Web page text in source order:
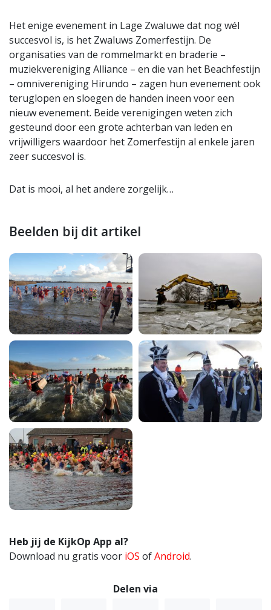
Het enige evenement in Lage Zwaluwe dat nog wél
succesvol is, is het Zwaluws Zomerfestijn. De
organisaties van de rommelmarkt en braderie –
muziekvereniging Alliance – en die van het Beachfestijn
– omnivereniging Hirundo – zagen hun evenement ook
teruglopen en sloegen de handen ineen voor een
nieuw evenement. Beide verenigingen weten zich
gesteund door een grote achterban van leden en
vrijwilligers waardoor het Zomerfestijn al enkele jaren
zeer succesvol is.
Dat is mooi, al het andere zorgelijk…
Beelden bij dit artikel
Heb jij de KijkOp App al?
Download nu gratis voor iOS ofAndroid.
Delen via